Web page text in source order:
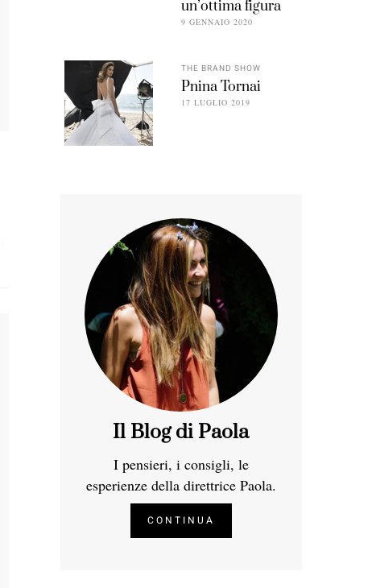
un’ottima figura
9 GENNAIO 2020
THE BRAND SHOW
Pnina Tornai
17 LUGLIO 2019
Il Blog di Paola
I pensieri, i consigli, le
esperienze della direttrice Paola.
CONTINUA